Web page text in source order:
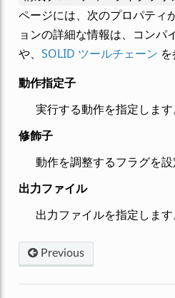
ページには、次のプロパティ
ョンの詳細な情報は、コンパ
や、 SOLID ツールチェーン
動作指定子
実行する動作を指定します
修飾子
動作を調整するフラグを設
出力ファイル
出力ファイルを指定します
Previous